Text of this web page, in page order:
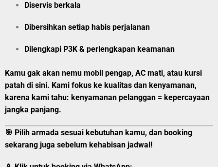
Diservis berkala
Dibersihkan setiap habis perjalanan
Dilengkapi P3K & perlengkapan keamanan
Kamu gak akan nemu mobil pengap, AC mati, atau kursi
patah di sini. Kami fokus ke kualitas dan kenyamanan,
karena kami tahu: kenyamanan pelanggan = kepercayaan
jangka panjang.
🎯 Pilih armada sesuai kebutuhan kamu, dan booking
sekarang juga sebelum kehabisan jadwal!